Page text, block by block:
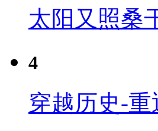
太阳又照桑
4
穿越历史-